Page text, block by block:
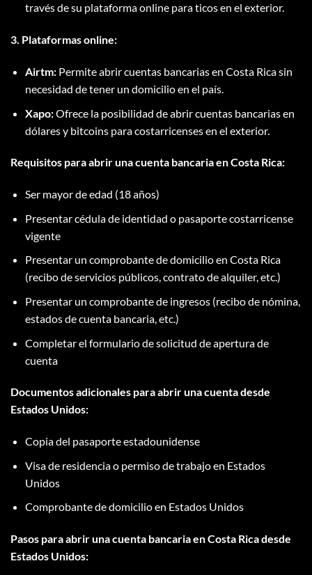
través de su plataforma online para ticos en el exterior.
3. Plataformas online:
Airtm:Permite abrir cuentas bancarias en Costa Rica sin
necesidad de tener un domicilio en el país.
Xapo:Ofrece la posibilidad de abrir cuentas bancarias en
dólares y bitcoins para costarricenses en el exterior.
Requisitos para abrir una cuenta bancaria en Costa Rica:
Ser mayor de edad (18 años)
Presentar cédula de identidad o pasaporte costarricense
vigente
Presentar un comprobante de domicilio en Costa Rica
(recibo de servicios públicos, contrato de alquiler, etc.)
Presentar un comprobante de ingresos (recibo de nómina,
estados de cuenta bancaria, etc.)
Completar el formulario de solicitud de apertura de
cuenta
Documentos adicionales para abrir una cuenta desde
Estados Unidos:
Copia del pasaporte estadounidense
Visa de residencia o permiso de trabajo en Estados
Unidos
Comprobante de domicilio en Estados Unidos
Pasos para abrir una cuenta bancaria en Costa Rica desde
Estados Unidos: